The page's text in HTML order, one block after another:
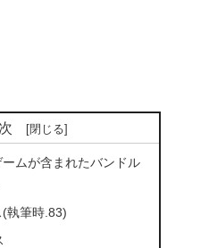
ムが含まれたバンドル
執筆時.83)